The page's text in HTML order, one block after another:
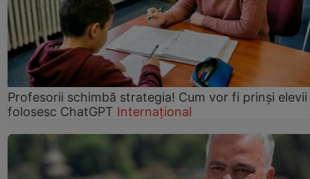
Profesorii schimbă strategia! Cum vor fi prinși elevii
folosesc ChatGPT Internațional